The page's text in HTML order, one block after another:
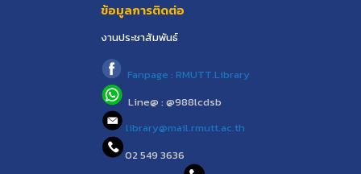
ข้อมูลการติดต่อ
งานประชาสัมพันธ์
Fanpage : RMUTT.Library
Line@ : @988lcdsb
library@mail.rmutt.ac.th
02 549 3636